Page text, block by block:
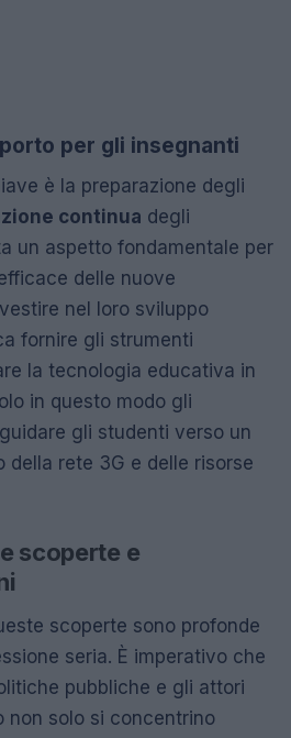
per gli insegnanti
è la preparazione degli
continua degli
un aspetto fondamentale per
delle nuove
nel loro sviluppo
fornire gli strumenti
la tecnologia educativa in
in questo modo gli
gli studenti verso un
della rete 3G e delle risorse
scoperte e
scoperte sono profonde
seria. È imperativo che
pubbliche e gli attori
non solo si concentrino